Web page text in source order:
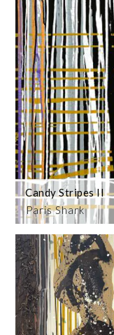
Paris Shark
Candy Stripes II